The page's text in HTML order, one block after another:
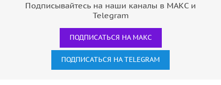
Подписывайтесь на наши каналы в МАКС и
Telegram
ПОДПИСАТЬСЯ НА МАКС
ПОДПИСАТЬСЯ НА TELEGRAM